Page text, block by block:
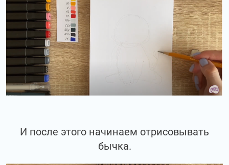
И после этого начинаем отрисовывать
бычка.